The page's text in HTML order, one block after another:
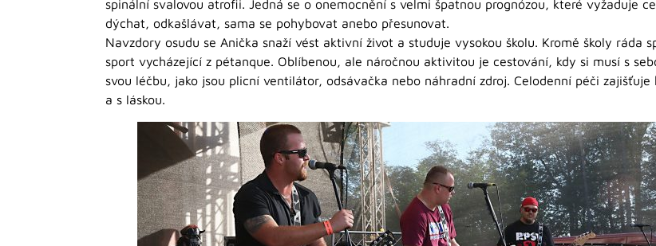
spinální svalovou atrofii. Jedná se o onemocnění s velmi špatnou prognózou, které vyžaduje
dýchat, odkašlávat, sama se pohybovat anebo přesunovat.
Navzdory osudu se Anička snaží vést aktivní život a studuje vysokou školu. Kromě školy ráda
sport vycházející z pétanque. Oblíbenou, ale náročnou aktivitou je cestování, kdy si musí s
svou léčbu, jako jsou plicní ventilátor, odsávačka nebo náhradní zdroj. Celodenní péči
a s láskou.